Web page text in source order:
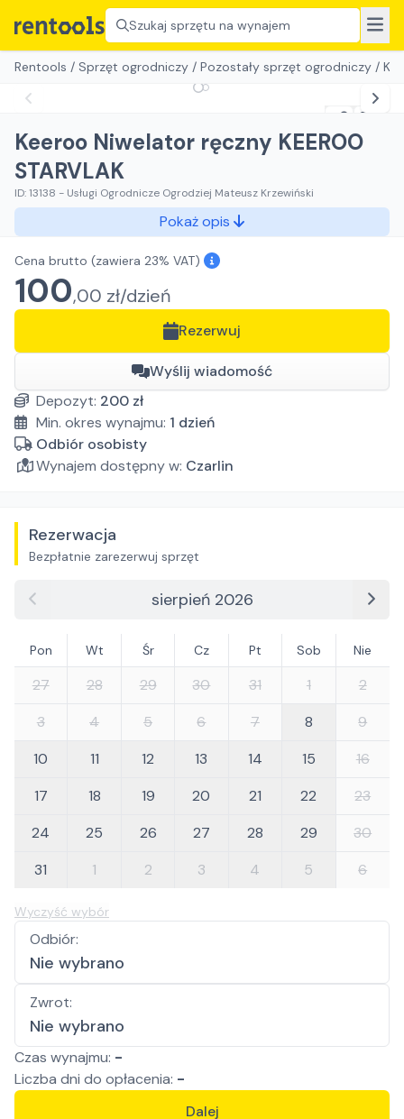
Szukaj sprzętu na wynajem
Rentools / Sprzęt ogrodniczy / Pozostały sprzęt ogrodniczy /
Keeroo Niwelator ręczny KEEROO
STARVLAK
ID:13138 - Usługi Ogrodnicze Ogrodziej Mateusz Krzewiński
Pokaż opis
Cena brutto (zawiera 23% VAT)
100,00 zł/dzień
Rezerwuj
Wyślij wiadomość
Depozyt: 200 zł
Min. okres wynajmu: 1 dzień
Odbiór osobisty
Wynajem dostępny w: Czarlin
Rezerwacja
Bezpłatnie zarezerwuj sprzęt
sierpień 2026
Pon Wt Śr Cz Pt Sob Nie
27 28 29 30 31 1
2
3
4 5 6 7 8
9
10
11 12 13 14 15
16
17
18 19 20 21 22
23
24
25 26 27 28 29
30
31
1 2 3 4 5 6
Wyczyść wybór
Odbiór:
Nie wybrano
Zwrot:
Nie wybrano
Czas wynajmu: -
Liczba dni do opłacenia: -
Dalej